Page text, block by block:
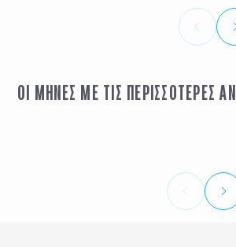
ΟΙ ΜΗΝΕΣ ΜΕ ΤΙΣ ΠΕΡΙΣΣΟΤΕΡΕΣ
ΙΑΝΟΥΑΡΙΟΣ